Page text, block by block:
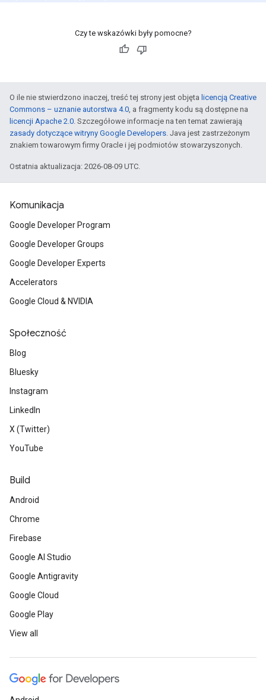
Czy te wskazówki były pomocne?
O ile nie stwierdzono inaczej, treść tej strony jest objęta licencją Creative
Commons – uznanie autorstwa 4.0, a fragmenty kodu są dostępne na
licencji Apache 2.0. Szczegółowe informacje na ten temat zawierają
zasady dotyczące witryny Google Developers. Java jest zastrzeżonym
znakiem towarowym firmy Oracle i jej podmiotów stowarzyszonych.
Ostatnia aktualizacja: 2026-08-09 UTC.
Komunikacja
Google Developer Program
Google Developer Groups
Google Developer Experts
Accelerators
Google Cloud & NVIDIA
Społeczność
Blog
Bluesky
Instagram
LinkedIn
X (Twitter)
YouTube
Build
Android
Chrome
Firebase
Google AI Studio
Google Antigravity
Google Cloud
Google Play
View all